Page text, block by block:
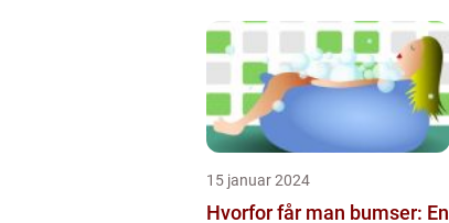
15 januar 2024
Hvorfor får man bumser: En